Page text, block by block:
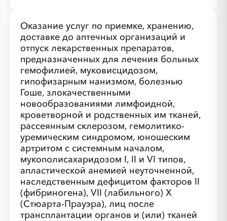
Оказание услуг по приемке, хранению,
доставке до аптечных организаций и
отпуск лекарственных препаратов,
предназначенных для лечения больных
гемофилией, муковисцидозом,
гипофизарным нанизмом, болезнью
Гоше, злокачественными
новообразованиями лимфоидной,
кроветворной и родственных им тканей,
рассеянным склерозом, гемолитико-
уремическим синдромом, юношеским
артритом с системным началом,
мукополисахаридозом I, II и VI типов,
апластической анемией неуточненной,
наследственным дефицитом факторов II
(фибриногена), VII (лабильного) X
(Стюарта-Прауэра), лиц после
трансплантации органов и (или) тканей